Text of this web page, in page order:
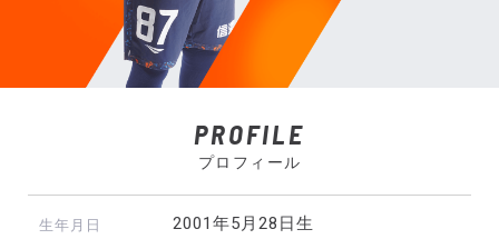
PROFILE
プロフィール
生年月日 2001年5月28日生